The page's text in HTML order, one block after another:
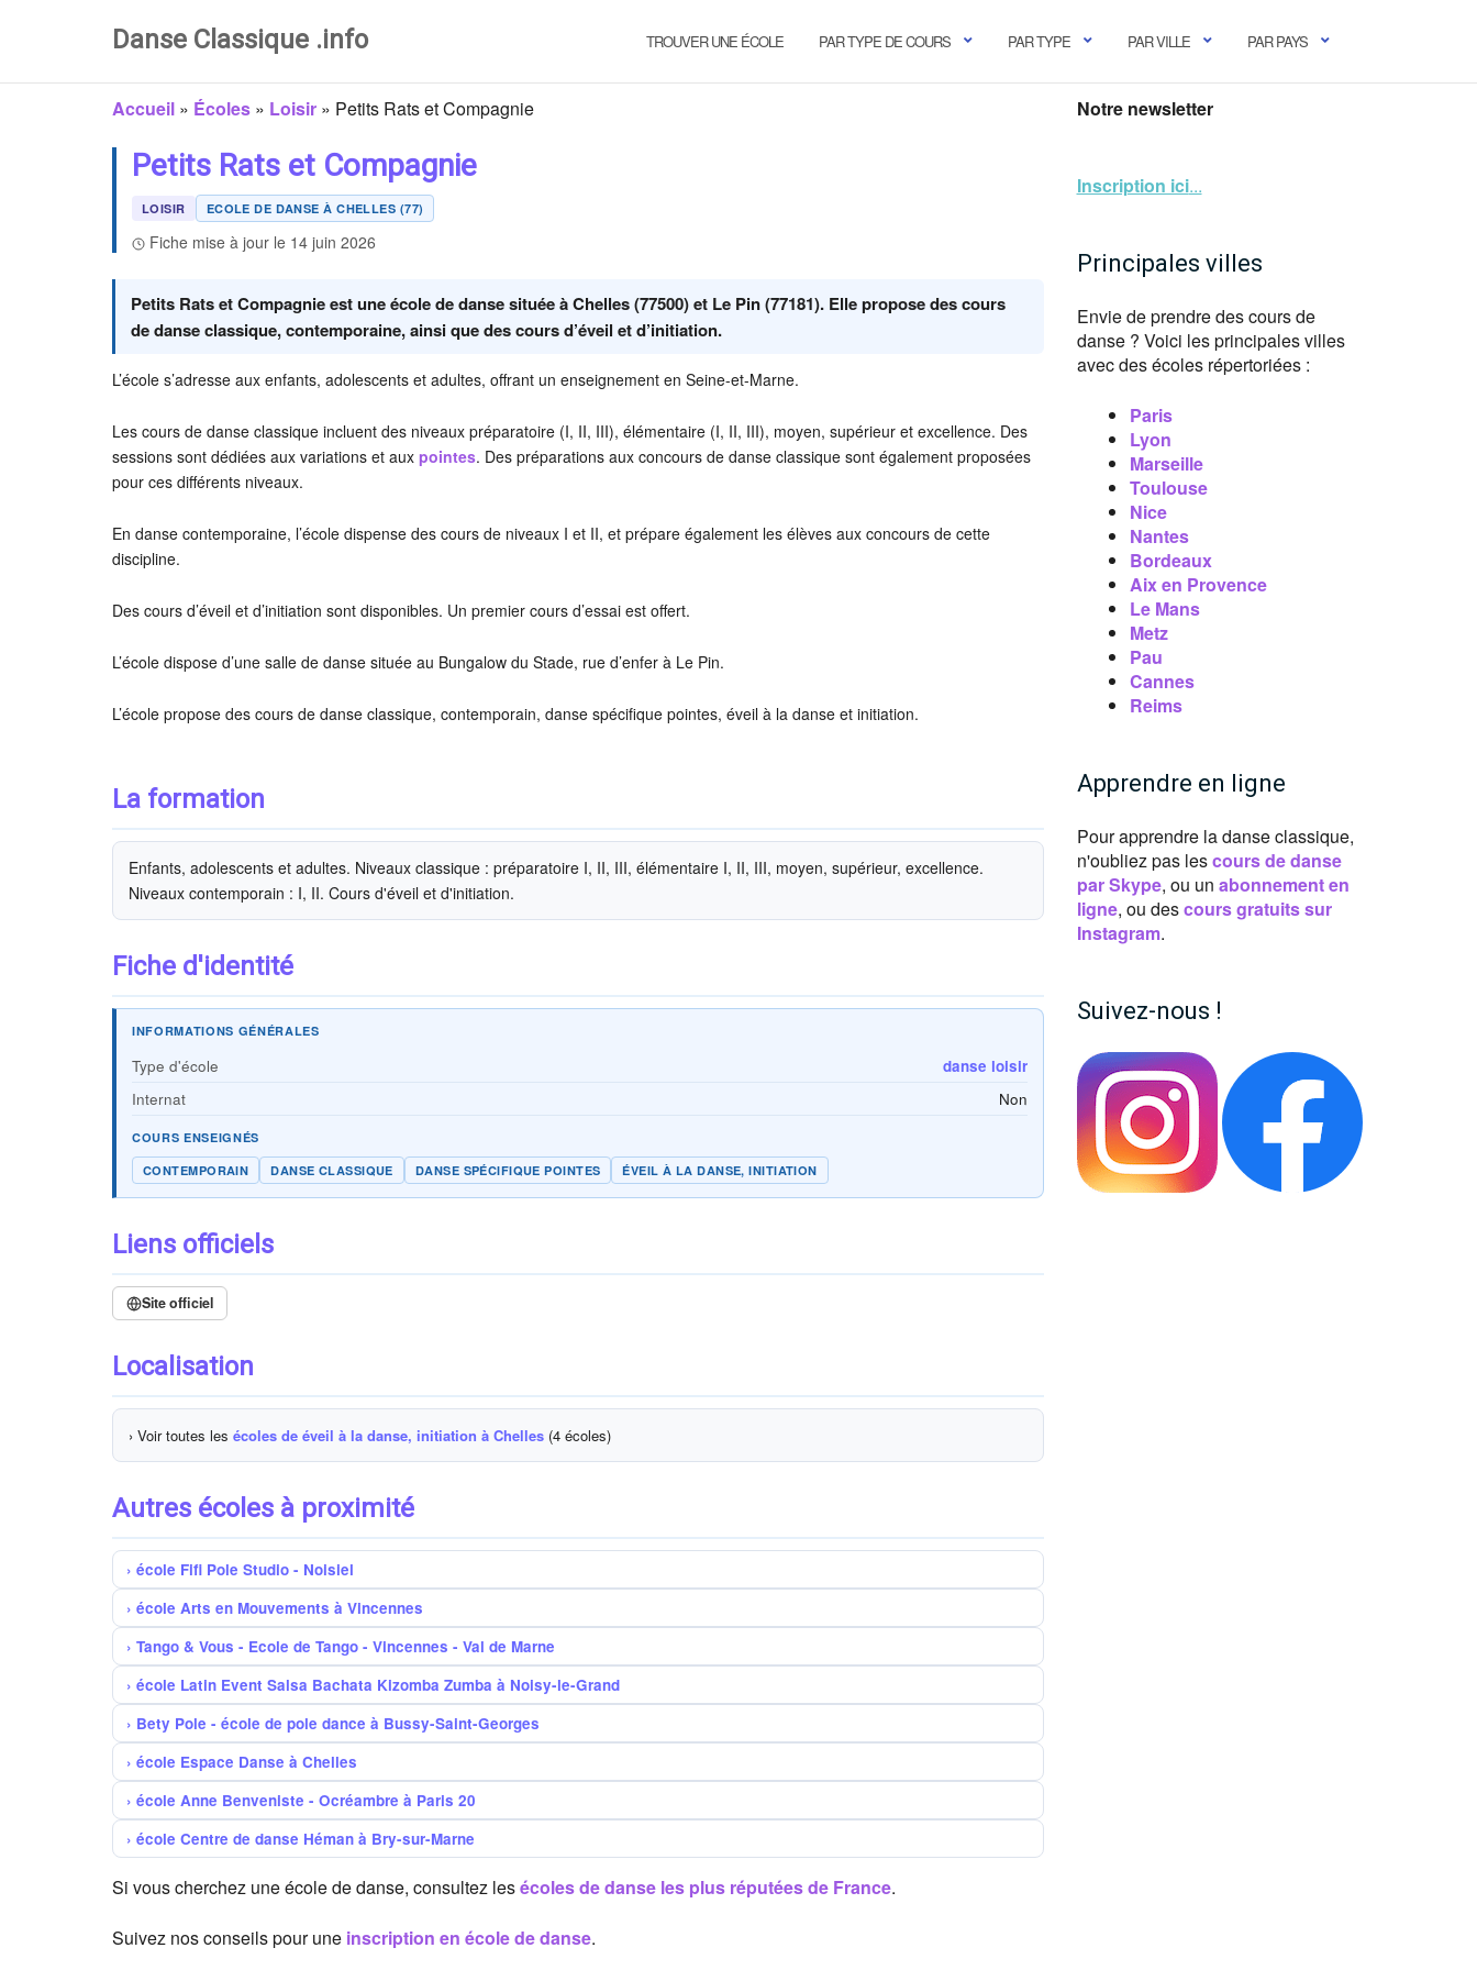
Danse Classique .info TROUVER UNE ÉCOLE PAR TYPE DE COURS PAR TYPE PAR VILLE PAR PAYS
Accueil » Écoles » Loisir » Petits Rats et Compagnie
Petits Rats et Compagnie
LOISIR ECOLE DE DANSE À CHELLES (77)
Fiche mise à jour le 14 juin 2026
Petits Rats et Compagnie est une école de danse située à Chelles (77500) et Le Pin (77181). Elle propose des cours
de danse classique, contemporaine, ainsi que des cours d’éveil et d’initiation.
L’école s’adresse aux enfants, adolescents et adultes, offrant un enseignement en Seine-et-Marne.
Les cours de danse classique incluent des niveaux préparatoire (I, II, III), élémentaire (I, II, III), moyen, supérieur et excellence. Des
sessions sont dédiées aux variations et aux pointes. Des préparations aux concours de danse classique sont également proposées
pour ces différents niveaux.
En danse contemporaine, l’école dispense des cours de niveaux I et II, et prépare également les élèves aux concours de cette
discipline.
Des cours d’éveil et d’initiation sont disponibles. Un premier cours d’essai est offert.
L’école dispose d’une salle de danse située au Bungalow du Stade, rue d’enfer à Le Pin.
L’école propose des cours de danse classique, contemporain, danse spécifique pointes, éveil à la danse et initiation.
La formation
Enfants, adolescents et adultes. Niveaux classique : préparatoire I, II, III, élémentaire I, II, III, moyen, supérieur, excellence.
Niveaux contemporain : I, II. Cours d'éveil et d'initiation.
Fiche d'identité
INFORMATIONS GÉNÉRALES
Type d'école
danse loisir
Internat
Non
COURS ENSEIGNÉS
CONTEMPORAIN
DANSE CLASSIQUE DANSE SPÉCIFIQUE POINTES ÉVEIL À LA DANSE, INITIATION
Liens officiels
Site officiel
Localisation
› Voir toutes les écoles de éveil à la danse, initiation à Chelles (4 écoles)
Autres écoles à proximité
école Fifi Pole Studio - Noisiel
école Arts en Mouvements à Vincennes
Tango & Vous - Ecole de Tango - Vincennes - Val de Marne
école Latin Event Salsa Bachata Kizomba Zumba à Noisy-le-Grand
Bety Pole - école de pole dance à Bussy-Saint-Georges
école Espace Danse à Chelles
école Anne Benveniste - Ocréambre à Paris 20
école Centre de danse Héman à Bry-sur-Marne
Si vous cherchez une école de danse, consultez lesécoles de danse les plus réputées de France.
Suivez nos conseils pour une inscription en école de danse.
Notre newsletter
Inscription ici...
Principales villes
Envie de prendre des cours de
danse ? Voici les principales villes
avec des écoles répertoriées :
Paris
Lyon
Marseille
Toulouse
Nice
Nantes
Bordeaux
Aix en Provence
Le Mans
Metz
Pau
Cannes
Reims
Apprendre en ligne
Pour apprendre la danse classique,
n'oubliez pas lescours de danse
par Skype, ou un abonnement en
ligne, ou descours gratuits sur
Instagram.
Suivez-nous !